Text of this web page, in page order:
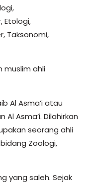
Etologi,
Taksonomi,
muslim ahli
Al Asma’i atau
Asma’i. Dilahirkan
seorang ahli
Zoologi,
yang saleh. Sejak